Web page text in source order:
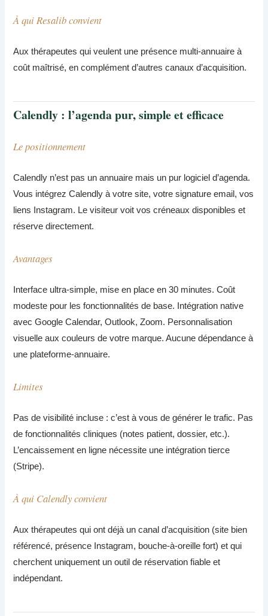
À qui Resalib convient
Aux thérapeutes qui veulent une présence multi-annuaire à
coût maîtrisé, en complément d’autres canaux d’acquisition.
Calendly : l’agenda pur, simple et efficace
Le positionnement
Calendly n’est pas un annuaire mais un pur logiciel d’agenda.
Vous intégrez Calendly à votre site, votre signature email, vos
liens Instagram. Le visiteur voit vos créneaux disponibles et
réserve directement.
Avantages
Interface ultra-simple, mise en place en 30 minutes. Coût
modeste pour les fonctionnalités de base. Intégration native
avec Google Calendar, Outlook, Zoom. Personnalisation
visuelle aux couleurs de votre marque. Aucune dépendance à
une plateforme-annuaire.
Limites
Pas de visibilité incluse : c’est à vous de générer le trafic. Pas
de fonctionnalités cliniques (notes patient, dossier, etc.).
L’encaissement en ligne nécessite une intégration tierce
(Stripe).
À qui Calendly convient
Aux thérapeutes qui ont déjà un canal d’acquisition (site bien
référencé, présence Instagram, bouche-à-oreille fort) et qui
cherchent uniquement un outil de réservation fiable et
indépendant.